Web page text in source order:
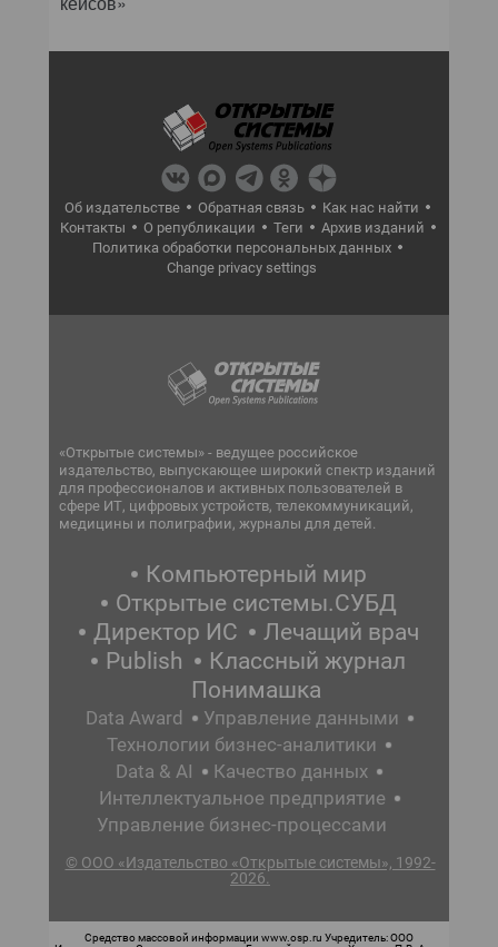
Об издательстве Обратная связь
Как нас найти
Контакты
О републикации Теги
Архив изданий
Политика обработки персональных данных
Change privacy settings
«Открытые системы» - ведущее российское
издательство, выпускающее широкий спектр изданий
для профессионалов и активных пользователей в
сфере ИТ, цифровых устройств, телекоммуникаций,
медицины и полиграфии, журналы для детей.
Компьютерный мир
Открытые системы.СУБД
Директор ИС
Лечащий врач
Publish
Классный журнал
Понимашка
Data Award
Управление данными
Технологии бизнес-аналитики
Data & AI
Качество данных
Интеллектуальное предприятие
Управление бизнес-процессами
© ООО «Издательство «Открытые системы», 1992-
2026.
Средство массовой информации www.osp.ru Учредитель: ООО